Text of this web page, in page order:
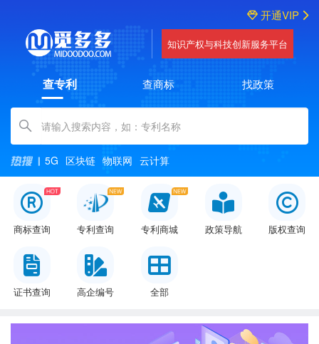
开通VIP
知识产权与科技创新服务平台
查专利 查商标 找政策
Amount (in dollars)
5G 区块链 物联网 云计算
商标查询 专利查询 专利商城 政策导航 版权查询
证书查询 高企编号 全部